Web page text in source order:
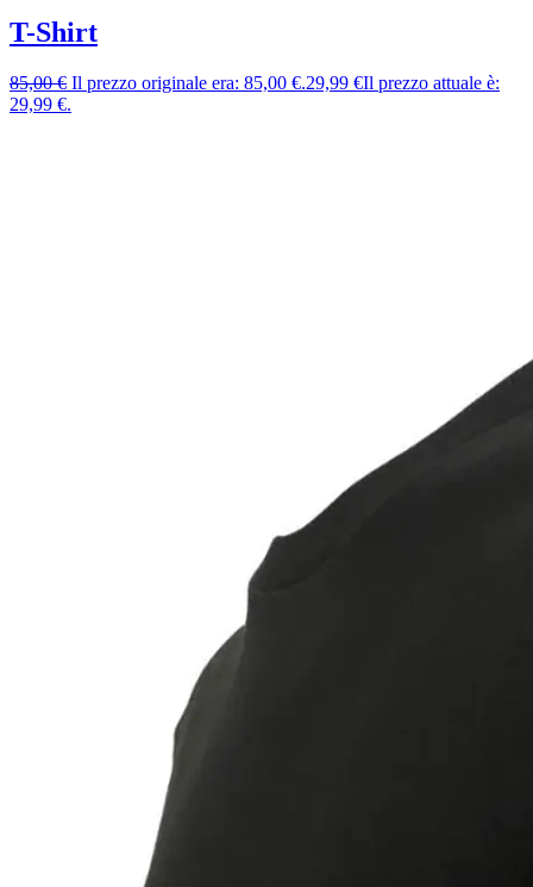
T-Shirt
85,00€ Il prezzo originale era: 85,00 €.29,99 €Il prezzo attuale è:
29,99 €.